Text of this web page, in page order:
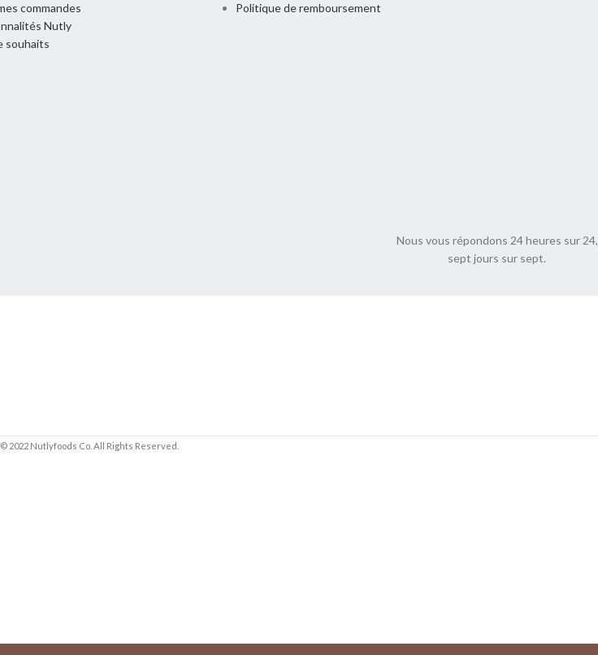
commandes
Nutly
souhaits
Politique de remboursement
Nous vous répondons 24 heures sur 24,
sept jours sur sept.
© 2022 Nutlyfoods Co. All Rights Reserved.